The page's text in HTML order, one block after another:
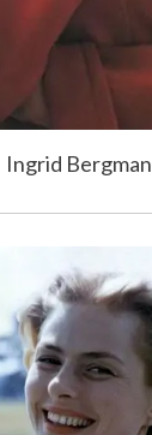
Ingrid Bergman